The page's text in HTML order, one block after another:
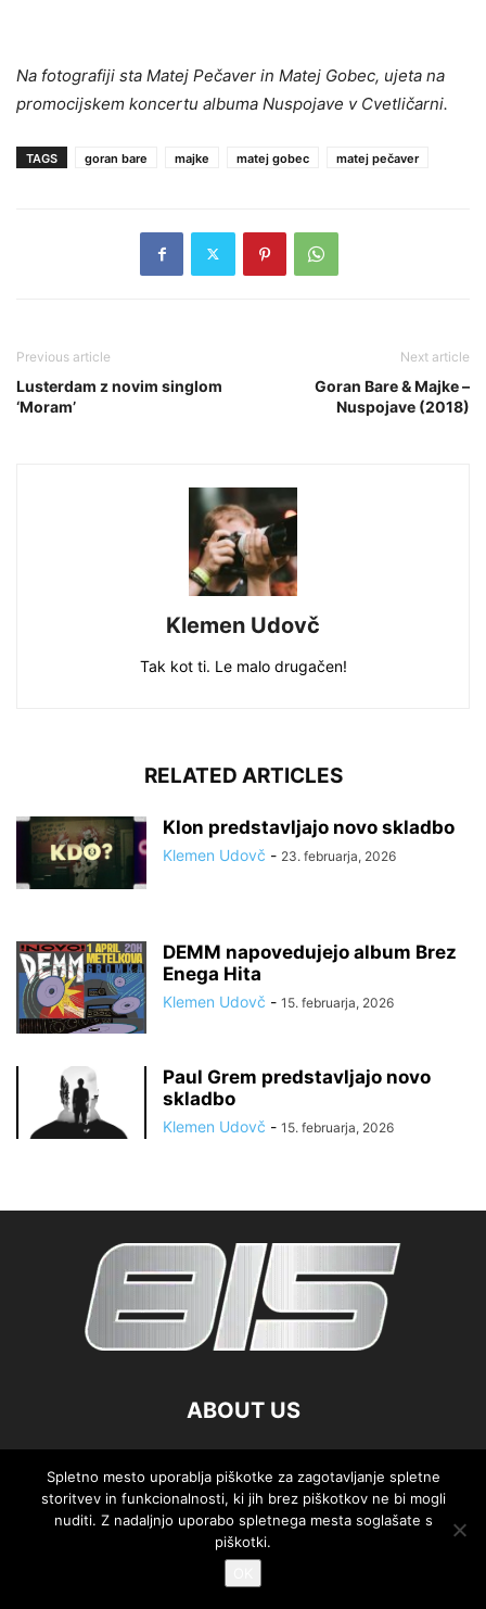
Na fotografiji sta Matej Pečaver in Matej Gobec, ujeta na
promocijskem koncertu albuma Nuspojave v Cvetličarni.
TAGS goran bare majke matej gobec matej pečaver
Previous article
Lusterdam z novim singlom
‘Moram’
Next article
Goran Bare & Majke –
Nuspojave (2018)
Klemen Udovč
Tak kot ti. Le malo drugačen!
RELATED ARTICLES
Klon predstavljajo novo skladbo
Klemen Udovč - 23. februarja, 2026
DEMM napovedujejo album Brez
Enega Hita
Klemen Udovč - 15. februarja, 2026
Paul Grem predstavljajo novo
skladbo
Klemen Udovč - 15. februarja, 2026
ABOUT US
FOLLOW US
Spletno mesto uporablja piškotke za zagotavljanje spletne
storitvev in funkcionalnosti, ki jih brez piškotkov ne bi mogli
nuditi. Z nadaljnjo uporabo spletnega mesta soglašate s
piškotki.